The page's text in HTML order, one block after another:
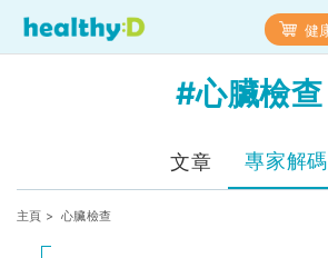
健
#心臟檢查
文章 專家解碼
主頁 > 心臟檢查